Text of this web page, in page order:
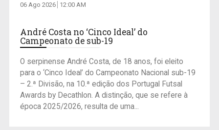
06 Ago 2026 12:00 AM
André Costa no ‘Cinco Ideal’ do
Campeonato de sub-19
O serpinense André Costa, de 18 anos, foi eleito
para o ‘Cinco Ideal’ do Campeonato Nacional sub-19
– 2.ª Divisão, na 10.ª edição dos Portugal Futsal
Awards by Decathlon. A distinção, que se refere à
época 2025/2026, resulta de uma...